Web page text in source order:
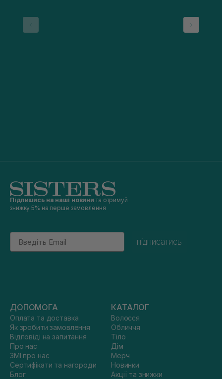
Підпишись на наші новини та отримуй
знижку 5% на перше замовлення
Email
підписатись
ДОПОМОГА
Оплата та доставка
Як зробити замовлення
Відповіді на запитання
Про нас
ЗМІ про нас
Сертифікати та нагороди
Блог
КАТАЛОГ
Волосся
Обличчя
Тіло
Дім
Мерч
Новинки
Акції та знижки